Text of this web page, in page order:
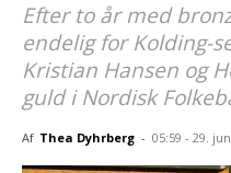
Efter to år med
endelig for Kolding-
Kristian Hansen og
guld i Nordisk
Af Thea Dyhrberg - 05:59 - 29.